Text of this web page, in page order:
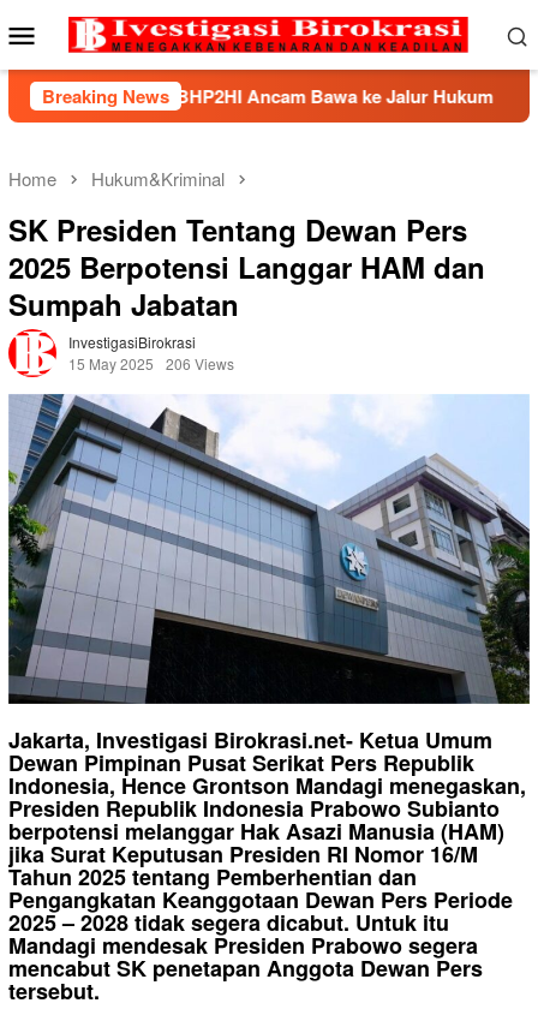
to
Mobile
Menu
Breaking News
BHP2HI Ancam Bawa ke Jalur Hukum Kemnaker
Home Hukum&Kriminal
SK Presiden Tentang Dewan Pers
2025 Berpotensi Langgar HAM dan
Sumpah Jabatan
InvestigasiBirokrasi
15 May 2025
206 Views
Jakarta, Investigasi Birokrasi.net- Ketua Umum
Dewan Pimpinan Pusat Serikat Pers Republik
Indonesia, Hence Grontson Mandagi menegaskan,
Presiden Republik Indonesia Prabowo Subianto
berpotensi melanggar Hak Asazi Manusia (HAM)
jika Surat Keputusan Presiden RI Nomor 16/M
Tahun 2025 tentang Pemberhentian dan
Pengangkatan Keanggotaan Dewan Pers Periode
2025 – 2028 tidak segera dicabut. Untuk itu
Mandagi mendesak Presiden Prabowo segera
mencabut SK penetapan Anggota Dewan Pers
tersebut.